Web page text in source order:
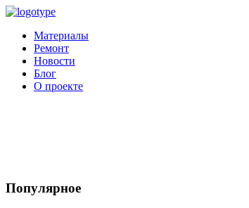
Материалы
Ремонт
Новости
Блог
О проекте
Популярное